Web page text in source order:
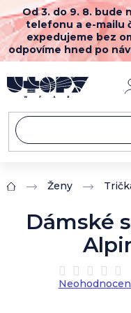
Přejít
na
obsah
Od 3. do 9. 8. bude
telefonu a e-mailu
expedujeme bez
odpovíme hned po
Domů Ženy
Dámské
Průměrné
hodnocení